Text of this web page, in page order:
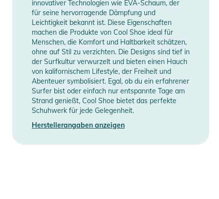
innovativer Technologien wie EVA-Schaum, der
für seine hervorragende Dämpfung und
Leichtigkeit bekannt ist. Diese Eigenschaften
machen die Produkte von Cool Shoe ideal für
Menschen, die Komfort und Haltbarkeit schätzen,
ohne auf Stil zu verzichten. Die Designs sind tief in
der Surfkultur verwurzelt und bieten einen Hauch
von kalifornischem Lifestyle, der Freiheit und
Abenteuer symbolisiert. Egal, ob du ein erfahrener
Surfer bist oder einfach nur entspannte Tage am
Strand genießt, Cool Shoe bietet das perfekte
Schuhwerk für jede Gelegenheit.
Herstellerangaben anzeigen